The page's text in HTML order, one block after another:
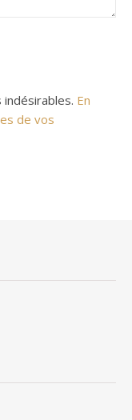
En
de vos